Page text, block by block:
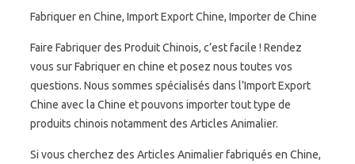
Fabriquer en Chine, Import Export Chine, Importer de Chine
Faire Fabriquer des Produit Chinois, c’est facile ! Rendez
vous sur Fabriquer en chine et posez nous toutes vos
questions. Nous sommes spécialisés dans l’Import Export
Chine avec la Chine et pouvons importer tout type de
produits chinois notamment des Articles Animalier.
Si vous cherchez des Articles Animalier fabriqués en Chine,